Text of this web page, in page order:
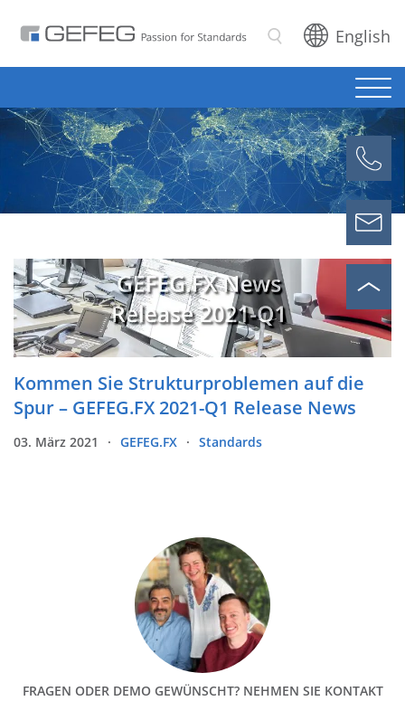
SuchenEnglish
Kommen Sie Strukturproblemen auf die
Spur – GEFEG.FX 2021-Q1 Release News
03. März 2021 GEFEG.FX Standards
FRAGEN ODER DEMO GEWÜNSCHT? NEHMEN SIE KONTAKT